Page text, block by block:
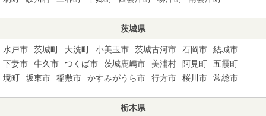
茨城県
水戸市 茨城町 大洗町 小美玉市 茨城古河市 石岡市
結城市
下妻市
牛久市 つくば市 茨城鹿嶋市 美浦村 阿見町
五霞町
境町
坂東市 稲敷市 かすみがうら市 行方市 桜川市 常総市
栃木県